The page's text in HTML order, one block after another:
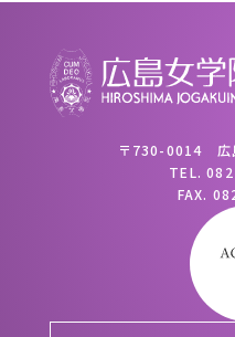
〒730-0014 広
TEL.
FAX.